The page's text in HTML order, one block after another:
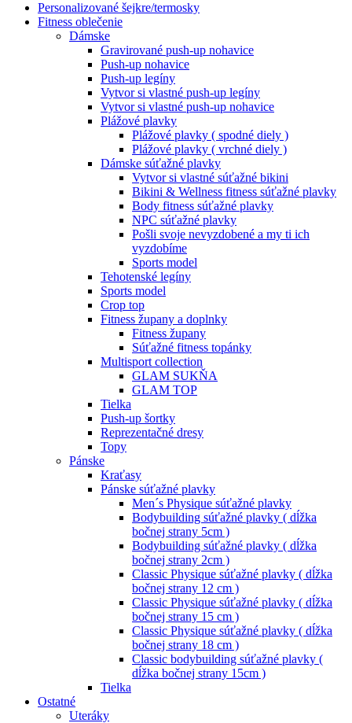
Personalizované šejkre/termosky
Fitness oblečenie
Dámske
Gravirované push-up nohavice
Push-up nohavice
Push-up legíny
Vytvor si vlastné push-up legíny
Vytvor si vlastné push-up nohavice
Plážové plavky
Plážové plavky ( spodné diely )
Plážové plavky ( vrchné diely )
Dámske súťažné plavky
Vytvor si vlastné súťažné bikini
Bikini & Wellness fitness súťažné plavky
Body fitness súťažné plavky
NPC súťažné plavky
Pošli svoje nevyzdobené a my ti ich
vyzdobíme
Sports model
Tehotenské legíny
Sports model
Crop top
Fitness župany a doplnky
Fitness župany
Súťažné fitness topánky
Multisport collection
GLAM SUKŇA
GLAM TOP
Tielka
Push-up šortky
Reprezentačné dresy
Topy
Pánske
Kraťasy
Pánske súťažné plavky
Men´s Physique súťažné plavky
Bodybuilding súťažné plavky ( dĺžka
bočnej strany 5cm )
Bodybuilding súťažné plavky ( dĺžka
bočnej strany 2cm )
Classic Physique súťažné plavky ( dĺžka
bočnej strany 12 cm )
Classic Physique súťažné plavky ( dĺžka
bočnej strany 15 cm )
Classic Physique súťažné plavky ( dĺžka
bočnej strany 18 cm )
Classic bodybuilding súťažné plavky (
dĺžka bočnej strany 15cm )
Tielka
Ostatné
Uteráky